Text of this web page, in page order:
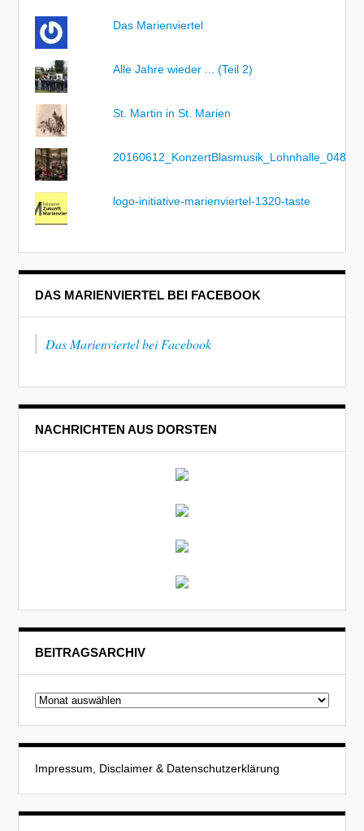
Das Marienviertel
Alle Jahre wieder ... (Teil 2)
St. Martin in St. Marien
20160612_KonzertBlasmusik_Lohnhalle_048
logo-initiative-marienviertel-1320-taste
DAS MARIENVIERTEL BEI FACEBOOK
Das Marienviertel bei Facebook
NACHRICHTEN AUS DORSTEN
BEITRAGSARCHIV
Beitragsarchiv
Impressum, Disclaimer & Datenschutzerklärung